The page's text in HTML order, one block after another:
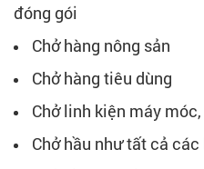
đóng gói
Chở hàng nông sản
Chở hàng tiêu dùng
Chở linh kiện máy
Chở hầu như tất cả